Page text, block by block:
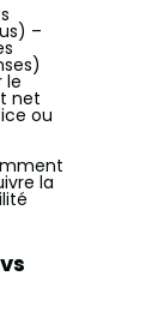
–
le
net
ou
la